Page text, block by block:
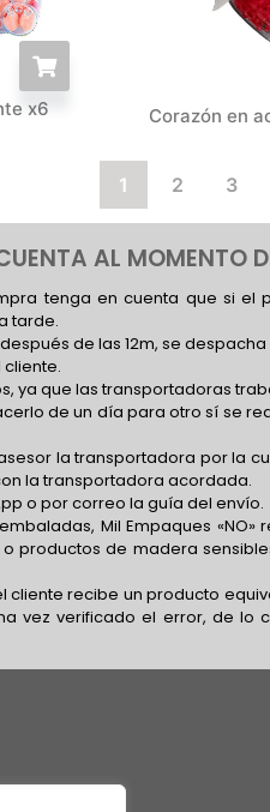
x6 Corazón en
1 2 3
AL MOMENTO
tenga en cuenta que si el
tarde.
de las 12m, se
ya que las transportadoras
de un día para otro sí se
la transportadora por la
la transportadora acordada.
o por correo la guía del envío.
Mil Empaques
productos de madera
cliente recibe un producto
vez verificado el error, de lo